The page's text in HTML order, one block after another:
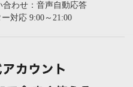
合わせ：音声自動応答
対応 9:00～21:00